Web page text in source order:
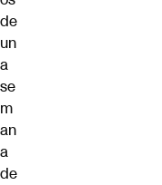
de
un
a
se
m
an
a
de